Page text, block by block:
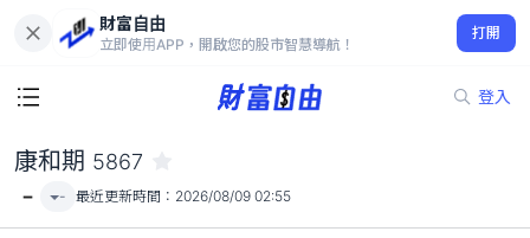
財富自由
立即使用APP，開啟您的股市智慧導航！
打開
登入
-
康和期 5867
- - 最近更新時間： 2026/08/09 02:55